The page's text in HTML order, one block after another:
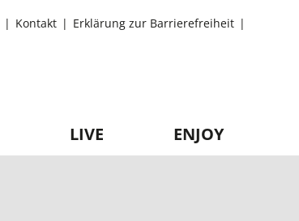
Kontakt Erklärung zur Barrierefreiheit
LIVE ENJOY